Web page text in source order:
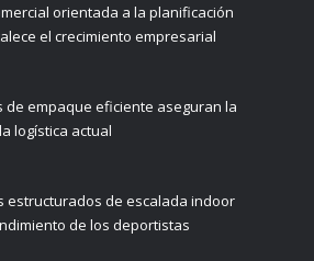
orientada a la planificación
el crecimiento empresarial
de empaque eficiente aseguran la
logística actual
estructurados de escalada indoor
de los deportistas